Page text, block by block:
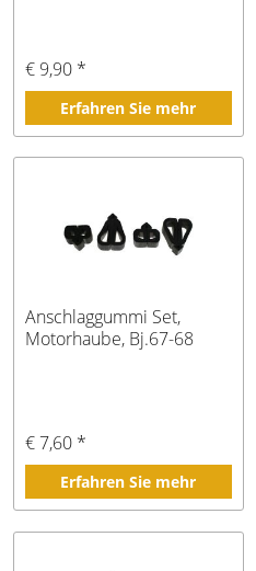
€ 9,90 *
Erfahren Sie mehr
Anschlaggummi Set,
Motorhaube, Bj.67-68
€ 7,60 *
Erfahren Sie mehr